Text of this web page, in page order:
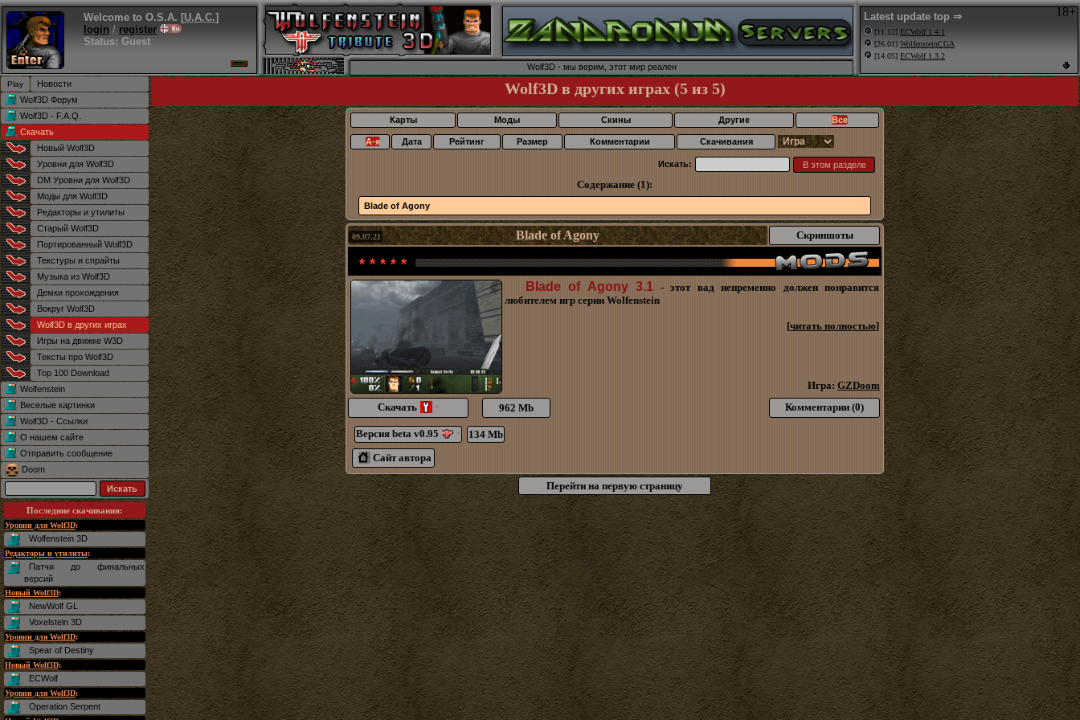
18+
Welcome to O.S.A. [U.A.C.]
login / register
Status: Guest
Latest update top ⇒
[11.12] ECWolf 1.4.1
[26.01] WolfensteinCGA
[14.05] ECWolf 1.3.2
Wolf3D - мы верим, этот мир реален
Новости
Wolf3D Форум
Wolf3D - F.A.Q.
Скачать
Новый Wolf3D
Уровни для Wolf3D
DM Уровни для Wolf3D
Моды для Wolf3D
Редакторы и утилиты
Старый Wolf3D
Портированный Wolf3D
Текстуры и спрайты
Музыка из Wolf3D
Демки прохождения
Вокруг Wolf3D
Wolf3D в других играх
Игры на движке W3D
Тексты про Wolf3D
Top 100 Download
Wolfenstein
Веселые картинки
Wolf3D - Ссылки
О нашем сайте
Отправить сообщение
Doom
Последние скачивания:
Уровни для Wolf3D:
Wolfenstein 3D
Редакторы и утилиты:
Патчи до финальных
версий
Новый Wolf3D:
NewWolf GL
Voxelstein 3D
Уровни для Wolf3D:
Spear of Destiny
Новый Wolf3D:
ECWolf
Уровни для Wolf3D:
Operation Serpent
Wolf3D в других играх (5 из 5)
Карты Моды Скины Другие Все
А-я Дата Рейтинг Размер Комментарии Скачивания
Искать:
Содержание (1):
Blade of Agony
09.07.21 Blade of Agony Скриншоты
Blade of Agony 3.1 - этот вад непременно должен понравится
любителем игр серии Wolfenstein
[читать полностью]
Игра: GZDoom
Скачать
* 962 Mb Комментарии (0)
Версия beta v0.95 *
134 Mb
Сайт автора